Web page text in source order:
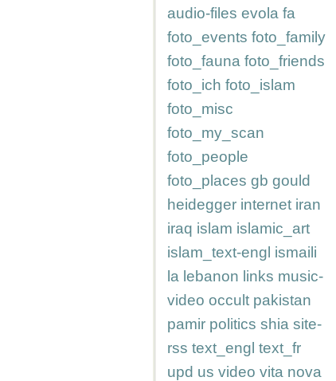
audio-files evola fa
foto_events foto_family
foto_fauna foto_friends
foto_ich foto_islam
foto_misc
foto_my_scan
foto_people
foto_places gb gould
heidegger internet iran
iraq islam islamic_art
islam_text-engl ismaili
la lebanon links music-
video occult pakistan
pamir politics shia site-
rss text_engl text_fr
upd us video vita nova